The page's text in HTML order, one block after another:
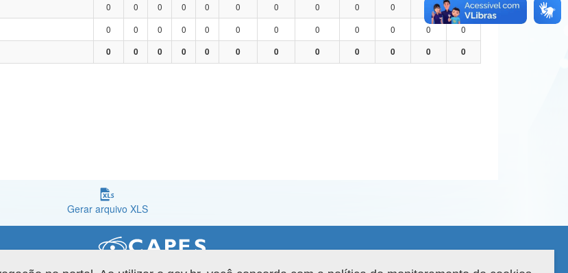
0 0 0 0 0 0 0 0 0 0
0
0 0 0 0 0 0 0 0 0 0 0
0
0 0 0 0 0 0 0 0 0 0 0 0
Gerar arquivo XLS